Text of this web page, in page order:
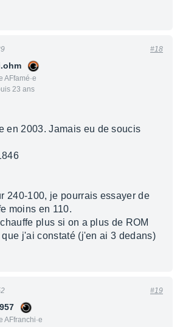
AFfamé·e
23 ans
#18
en 2003. Jamais eu de soucis
240-100, je pourrais essayer de
moins en 110.
plus si on a plus de ROM
j'ai constaté (j'en ai 3 dedans)
AFfranchi·e
#19